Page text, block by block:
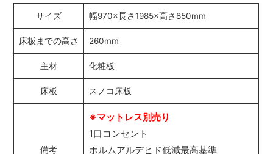
サイズ 幅970×長さ1985×高さ850mm
床板までの高さ 260mm
主材 化粧板
床板 スノコ床板
備考
※マットレス別売り
1口コンセント
ホルムアルデヒド低減最高基準